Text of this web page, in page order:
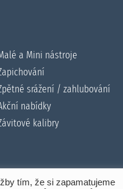
a Mini nástroje
srážení / zahlubování
nabídky
kalibry
tím, že si zapamatujeme